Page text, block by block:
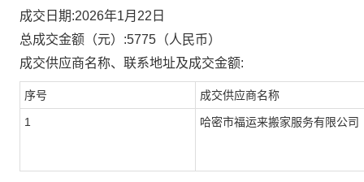
成交日期:2026年1月22日
总成交金额（元）:5775 （人民币）
成交供应商名称、联系地址及成交金额:
序号 成交供应商名称
1 哈密市福运来搬家服务有限公司